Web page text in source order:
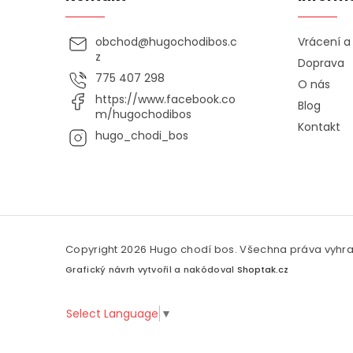
obchod@hugochodibos.c
z
775 407 298
https://www.facebook.co
m/hugochodibos
hugo_chodi_bos
Vrácení
Doprava
O nás
Blog
Kontakt
Copyright 2026 Hugo chodí bos. Všechna práva
Grafický návrh vytvořil a nakódoval Shoptak.cz
Select Language ▼